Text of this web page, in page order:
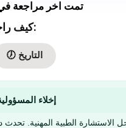
تمت اخر مراجعة في 11/11/
كيف راجعنا هذا المقال:
🕖 التاريخ
👈 إخلاء
الاستشارة الطبية المهنية. تحدث